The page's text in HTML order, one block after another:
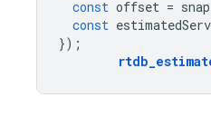
const offset = snap
const
});